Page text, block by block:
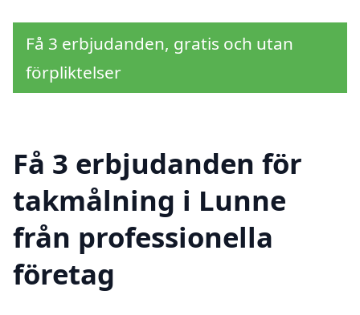
Få 3 erbjudanden, gratis och utan
förpliktelser
Få 3 erbjudanden för
takmålning i Lunne
från professionella
företag